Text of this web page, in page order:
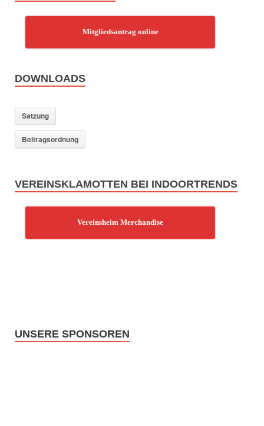
Mitgliedsantrag online
DOWNLOADS
Satzung
Beitragsordnung
VEREINSKLAMOTTEN BEI INDOORTRENDS
Vereinsheim Merchandise
UNSERE SPONSOREN